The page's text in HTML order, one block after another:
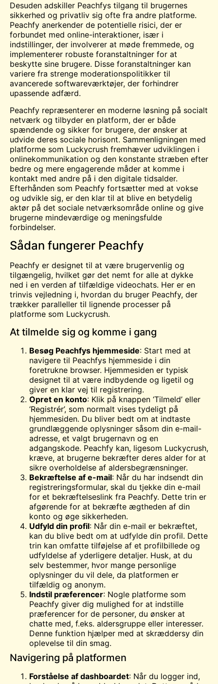
Desuden adskiller Peachfys tilgang til brugernes
sikkerhed og privatliv sig ofte fra andre platforme.
Peachfy anerkender de potentielle risici, der er
forbundet med online-interaktioner, især i
indstillinger, der involverer at møde fremmede, og
implementerer robuste foranstaltninger for at
beskytte sine brugere. Disse foranstaltninger kan
variere fra strenge moderationspolitikker til
avancerede softwareværktøjer, der forhindrer
upassende adfærd.
Peachfy repræsenterer en moderne løsning på socialt
netværk og tilbyder en platform, der er både
spændende og sikker for brugere, der ønsker at
udvide deres sociale horisont. Sammenligningen med
platforme som Luckycrush fremhæver udviklingen i
onlinekommunikation og den konstante stræben efter
bedre og mere engagerende måder at komme i
kontakt med andre på i den digitale tidsalder.
Efterhånden som Peachfy fortsætter med at vokse
og udvikle sig, er den klar til at blive en betydelig
aktør på det sociale netværksområde online og give
brugerne mindeværdige og meningsfulde
forbindelser.
Sådan fungerer Peachfy
Peachfy er designet til at være brugervenlig og
tilgængelig, hvilket gør det nemt for alle at dykke
ned i en verden af tilfældige videochats. Her er en
trinvis vejledning i, hvordan du bruger Peachfy, der
trækker paralleller til lignende processer på
platforme som Luckycrush.
At tilmelde sig og komme i gang
Besøg Peachfys hjemmeside: Start med at
navigere til Peachfys hjemmeside i din
foretrukne browser. Hjemmesiden er typisk
designet til at være indbydende og ligetil og
giver en klar vej til registrering.
Opret en konto: Klik på knappen ‘Tilmeld’ eller
‘Registrér’, som normalt vises tydeligt på
hjemmesiden. Du bliver bedt om at indtaste
grundlæggende oplysninger såsom din e-mail-
adresse, et valgt brugernavn og en
adgangskode. Peachfy kan, ligesom Luckycrush,
kræve, at brugerne bekræfter deres alder for at
sikre overholdelse af aldersbegrænsninger.
Bekræftelse af e-mail: Når du har indsendt din
registreringsformular, skal du tjekke din e-mail
for et bekræftelseslink fra Peachfy. Dette trin er
afgørende for at bekræfte ægtheden af din
konto og øge sikkerheden.
Udfyld din profil: Når din e-mail er bekræftet,
kan du blive bedt om at udfylde din profil. Dette
trin kan omfatte tilføjelse af et profilbillede og
udfyldelse af yderligere detaljer. Husk, at du
selv bestemmer, hvor mange personlige
oplysninger du vil dele, da platformen er
tilfældig og anonym.
Indstil præferencer: Nogle platforme som
Peachfy giver dig mulighed for at indstille
præferencer for de personer, du ønsker at
chatte med, f.eks. aldersgruppe eller interesser.
Denne funktion hjælper med at skræddersy din
oplevelse til din smag.
Navigering på platformen
Forståelse af dashboardet: Når du logger ind,